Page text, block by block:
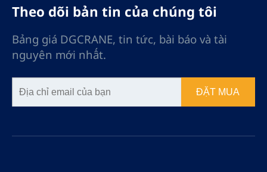
được sử dụng rộng rãi ở
những nơi có yêu cầu sử
dụng phức tạp để đáp
ứng nhu cầu cá nhân của
Theo dõi bản tin của chúng tôi
Bảng giá DGCRANE, tin tức, bài báo và tài
nguyên mới nhất.
ĐẶT MUA